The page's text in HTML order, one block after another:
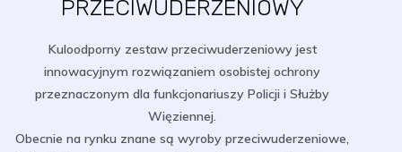
PRZECIWUDERZENIOWY
Kuloodporny zestaw przeciwuderzeniowy jest
innowacyjnym rozwiązaniem osobistej ochrony
przeznaczonym dla funkcjonariuszy Policji i Służby
Więziennej.
Obecnie na rynku znane są wyroby przeciwuderzeniowe,